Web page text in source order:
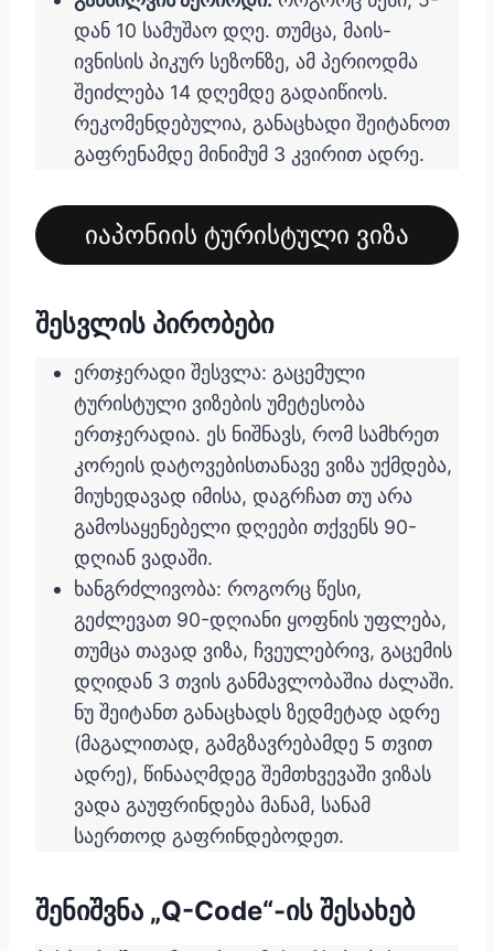
დან 10 სამუშაო დღე. თუმცა, მაის-
ივნისის პიკურ სეზონზე, ამ პერიოდმა
შეიძლება 14 დღემდე გადაიწიოს.
რეკომენდებულია, განაცხადი შეიტანოთ
გაფრენამდე მინიმუმ 3 კვირით ადრე.
იაპონიის ტურისტული ვიზა
შესვლის პირობები
ერთჯერადი შესვლა: გაცემული
ტურისტული ვიზების უმეტესობა
ერთჯერადია. ეს ნიშნავს, რომ სამხრეთ
კორეის დატოვებისთანავე ვიზა უქმდება,
მიუხედავად იმისა, დაგრჩათ თუ არა
გამოსაყენებელი დღეები თქვენს 90-
დღიან ვადაში.
ხანგრძლივობა: როგორც წესი,
გეძლევათ 90-დღიანი ყოფნის უფლება,
თუმცა თავად ვიზა, ჩვეულებრივ, გაცემის
დღიდან 3 თვის განმავლობაშია ძალაში.
ნუ შეიტანთ განაცხადს ზედმეტად ადრე
(მაგალითად, გამგზავრებამდე 5 თვით
ადრე), წინააღმდეგ შემთხვევაში ვიზას
ვადა გაუფრინდება მანამ, სანამ
საერთოდ გაფრინდებოდეთ.
შენიშვნა „Q-Code“-ის შესახებ